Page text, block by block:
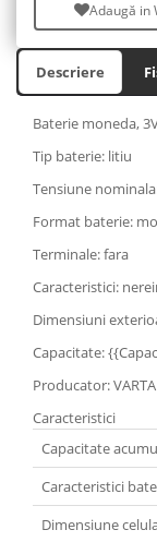
Adaugă in
Descriere
Baterie moneda,
Tip baterie: litiu
Tensiune
Format baterie:
Terminale: fara
Caracteristici:
Dimensiuni
Capacitate:
Producator:
Caracteristici
Capacitate
Caracteristici
Dimensiune